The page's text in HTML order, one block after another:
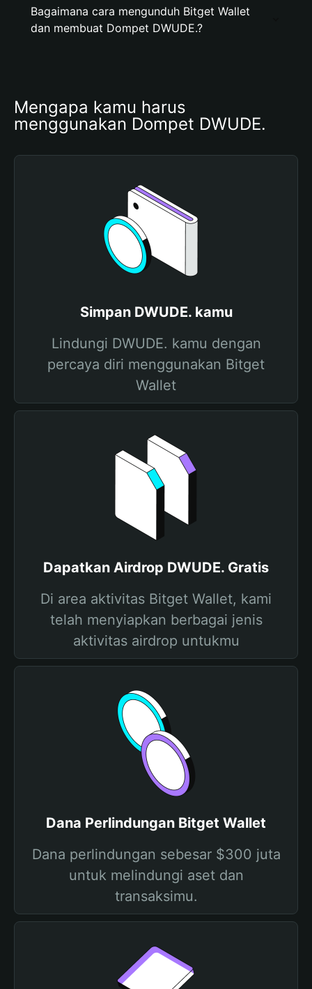
Bagaimana cara mengunduh Bitget Wallet
dan membuat Dompet DWUDE.?
Mengapa kamu harus
menggunakan Dompet DWUDE.
Simpan DWUDE. kamu
Lindungi DWUDE. kamu dengan
percaya diri menggunakan Bitget
Wallet
Dapatkan Airdrop DWUDE. Gratis
Di area aktivitas Bitget Wallet, kami
telah menyiapkan berbagai jenis
aktivitas airdrop untukmu
Dana Perlindungan Bitget Wallet
Dana perlindungan sebesar $300 juta
untuk melindungi aset dan
transaksimu.